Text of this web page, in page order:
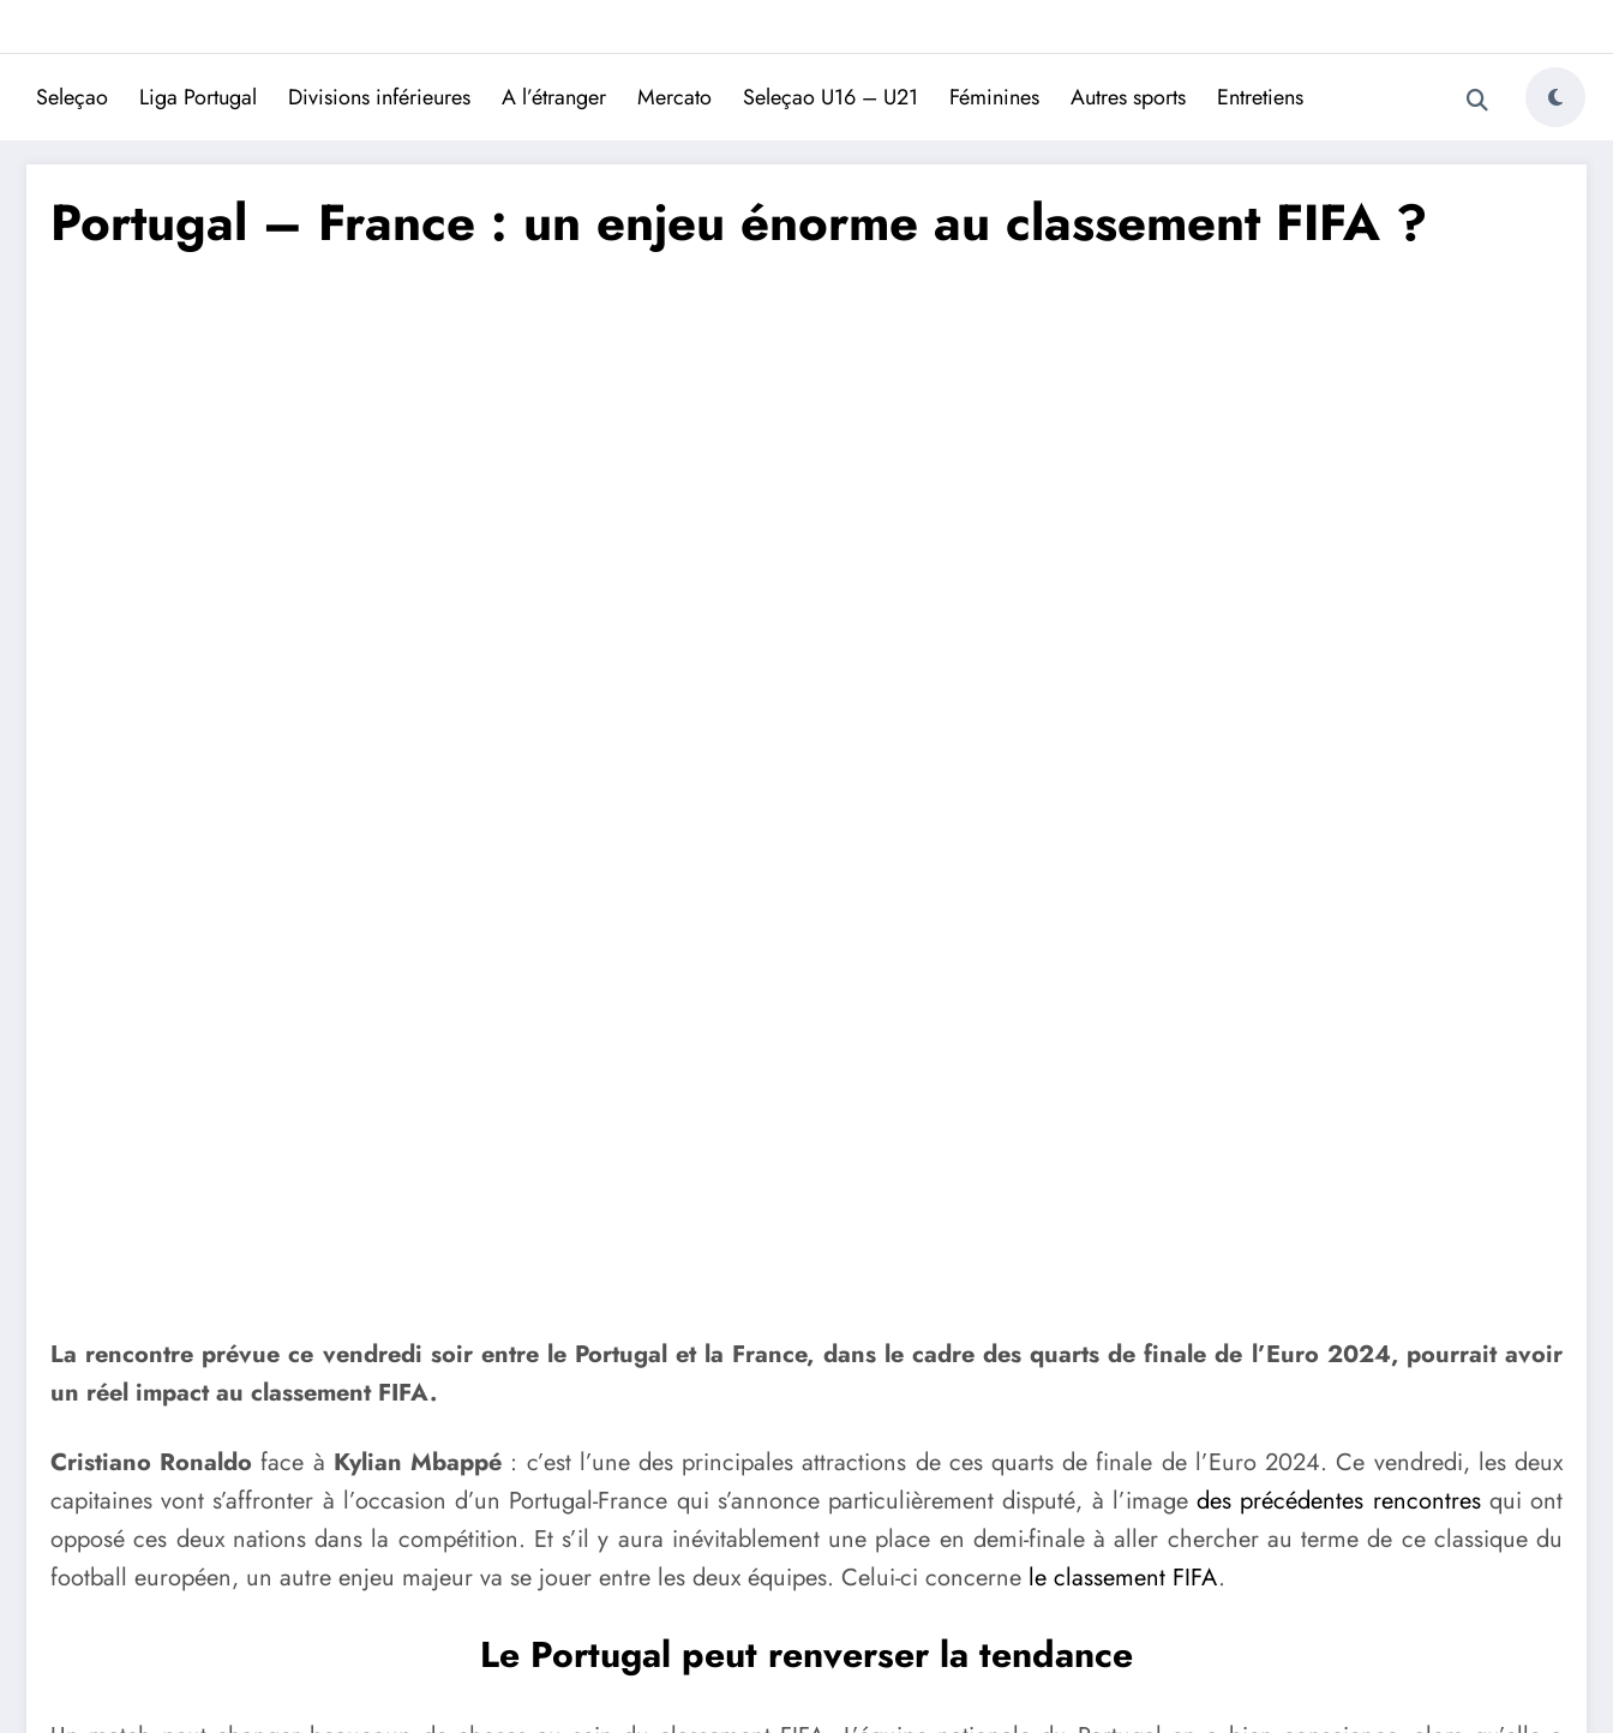
Trivela
L'actualité du football portugais
Seleçao Liga Portugal Divisions inférieures A l’étranger Mercato Seleçao U16 – U21 Féminines Autres sports Entretiens
Portugal – France : un enjeu énorme au classement FIFA ?
La rencontre prévue ce vendredi soir entre le Portugal et la France, dans le cadre des quarts de finale de l’Euro 2024, pourrait avoir
un réel impact au classement FIFA.
Cristiano Ronaldo face à Kylian Mbappé : c’est l’une des principales attractions de ces quarts de finale de l’Euro 2024. Ce vendredi, les deux
capitaines vont s’affronter à l’occasion d’un Portugal-France qui s’annonce particulièrement disputé, à l’imagedes précédentes rencontresqui ont
opposé ces deux nations dans la compétition. Et s’il y aura inévitablement une place en demi-finale à aller chercher au terme de ce classique du
football européen, un autre enjeu majeur va se jouer entre les deux équipes. Celui-ci concerne le classement FIFA.
Le Portugal peut renverser la tendance